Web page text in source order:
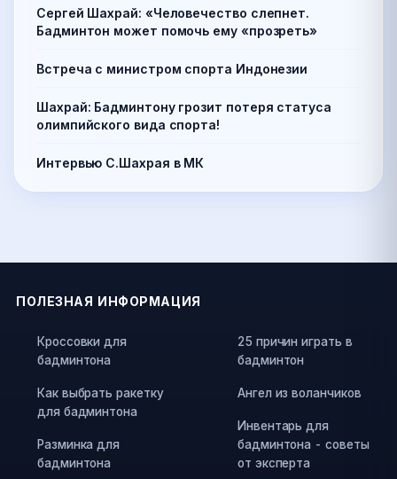
Сергей Шахрай: «Человечество слепнет.
Бадминтон может помочь ему «прозреть»
Встреча с министром спорта Индонезии
Шахрай: Бадминтону грозит потеря статуса
олимпийского вида спорта!
Интервью С.Шахрая в МК
ПОЛЕЗНАЯ ИНФОРМАЦИЯ
Кроссовки для
бадминтона
Как выбрать ракетку
для бадминтона
Разминка для
бадминтона
25 причин играть в
бадминтон
Ангел из воланчиков
Инвентарь для
бадминтона - советы
от эксперта